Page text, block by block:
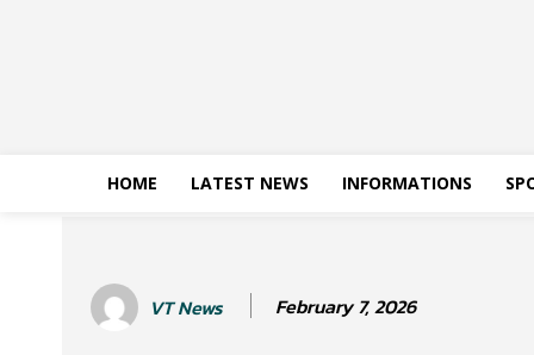
HOME LATEST NEWS INFORMATIONS
VT News February 7, 2026